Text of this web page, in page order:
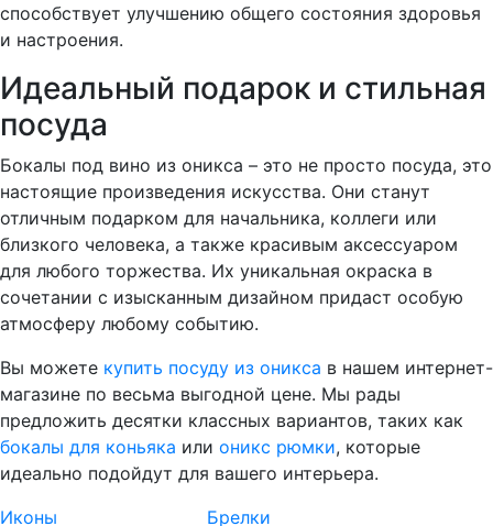
способствует улучшению общего состояния здоровья
и настроения.
Идеальный подарок и стильная
посуда
Бокалы под вино из оникса – это не просто посуда, это
настоящие произведения искусства. Они станут
отличным подарком для начальника, коллеги или
близкого человека, а также красивым аксессуаром
для любого торжества. Их уникальная окраска в
сочетании с изысканным дизайном придаст особую
атмосферу любому событию.
Вы можете купить посуду из оникса в нашем интернет-
магазине по весьма выгодной цене. Мы рады
предложить десятки классных вариантов, таких как
бокалы для коньяка или оникс рюмки, которые
идеально подойдут для вашего интерьера.
Иконы
Брелки